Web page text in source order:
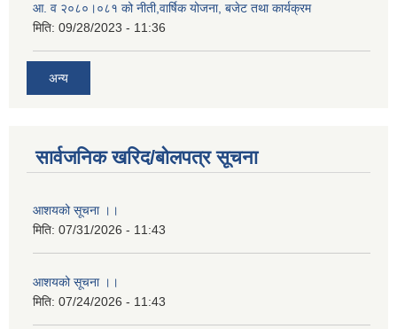
आ. व २०८०।०८१ को नीती,वार्षिक योजना, बजेट तथा कार्यक्रम
मिति: 09/28/2023 - 11:36
अन्य
सार्वजनिक खरिद/बोलपत्र सूचना
आशयको सूचना ।।
मिति: 07/31/2026 - 11:43
आशयको सूचना ।।
मिति: 07/24/2026 - 11:43